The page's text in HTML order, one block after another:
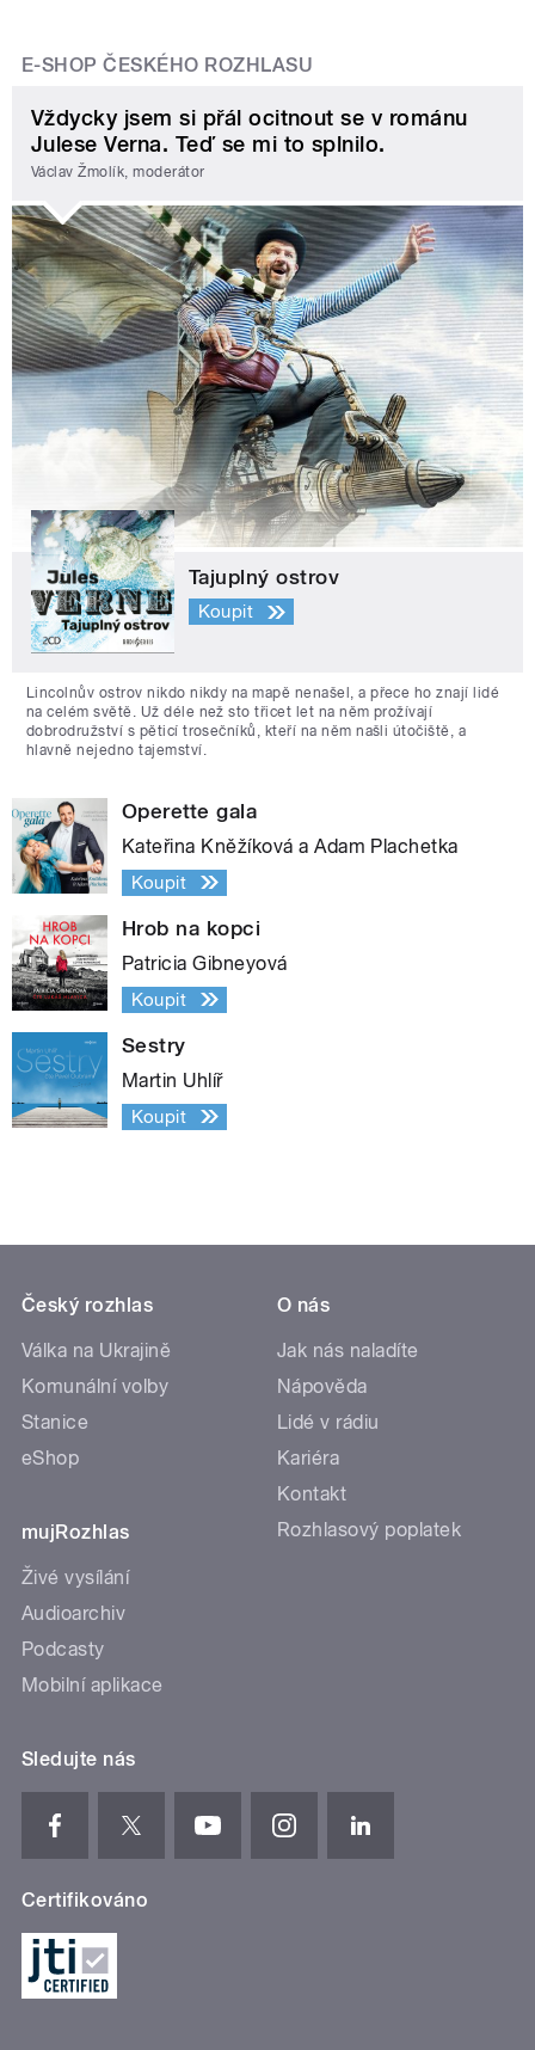
E-SHOP ČESKÉHO ROZHLASU
Vždycky jsem si přál ocitnout se v románu
Julese Verna. Teď se mi to splnilo.
Václav Žmolík, moderátor
Tajuplný ostrov
Koupit
Lincolnův ostrov nikdo nikdy na mapě nenašel, a přece ho znají lidé
na celém světě. Už déle než sto třicet let na něm prožívají
dobrodružství s pěticí trosečníků, kteří na něm našli útočiště, a
hlavně nejedno tajemství.
Operette gala
Kateřina Kněžíková a Adam Plachetka
Koupit
Hrob na kopci
Patricia Gibneyová
Koupit
Sestry
Martin Uhlíř
Koupit
Český rozhlas
Válka na Ukrajině
Komunální volby
Stanice
eShop
mujRozhlas
Živé vysílání
Audioarchiv
Podcasty
Mobilní aplikace
O nás
Jak nás naladíte
Nápověda
Lidé v rádiu
Kariéra
Kontakt
Rozhlasový poplatek
Sledujte nás
Certifikováno